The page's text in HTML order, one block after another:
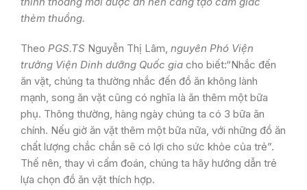
thèm thuồng.
Theo PGS.TS Nguyễn Thị Lâm, nguyên Phó Viện
trưởng Viện Dinh dưỡng Quốc gia cho biết:“Nhắc đến
ăn vặt, chúng ta thường nhắc đến đồ ăn không lành
mạnh, song ăn vặt cũng có nghĩa là ăn thêm một bữa
phụ. Thông thường, hàng ngày chúng ta có 3 bữa ăn
chính. Nếu giờ ăn vặt thêm một bữa nữa, với những đồ ăn
chất lượng chắc chắn sẽ có lợi cho sức khỏe của trẻ”.
Thế nên, thay vì cấm đoán, chúng ta hãy hướng dẫn trẻ
lựa chọn đồ ăn vặt thích hợp.